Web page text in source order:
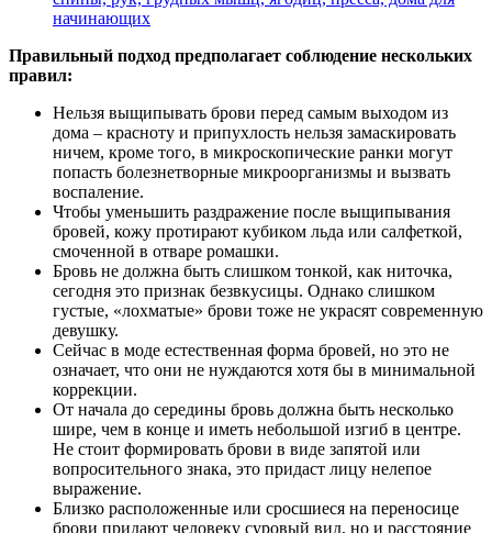
начинающих
Правильный подход предполагает соблюдение нескольких
правил:
Нельзя выщипывать брови перед самым выходом из
дома – красноту и припухлость нельзя замаскировать
ничем, кроме того, в микроскопические ранки могут
попасть болезнетворные микроорганизмы и вызвать
воспаление.
Чтобы уменьшить раздражение после выщипывания
бровей, кожу протирают кубиком льда или салфеткой,
смоченной в отваре ромашки.
Бровь не должна быть слишком тонкой, как ниточка,
сегодня это признак безвкусицы. Однако слишком
густые, «лохматые» брови тоже не украсят современную
девушку.
Сейчас в моде естественная форма бровей, но это не
означает, что они не нуждаются хотя бы в минимальной
коррекции.
От начала до середины бровь должна быть несколько
шире, чем в конце и иметь небольшой изгиб в центре.
Не стоит формировать брови в виде запятой или
вопросительного знака, это придаст лицу нелепое
выражение.
Близко расположенные или сросшиеся на переносице
брови придают человеку суровый вид, но и расстояние